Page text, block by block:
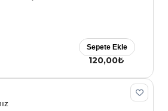
120,00₺
Sepete Ekle